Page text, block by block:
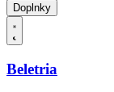
Doplnky
Beletria